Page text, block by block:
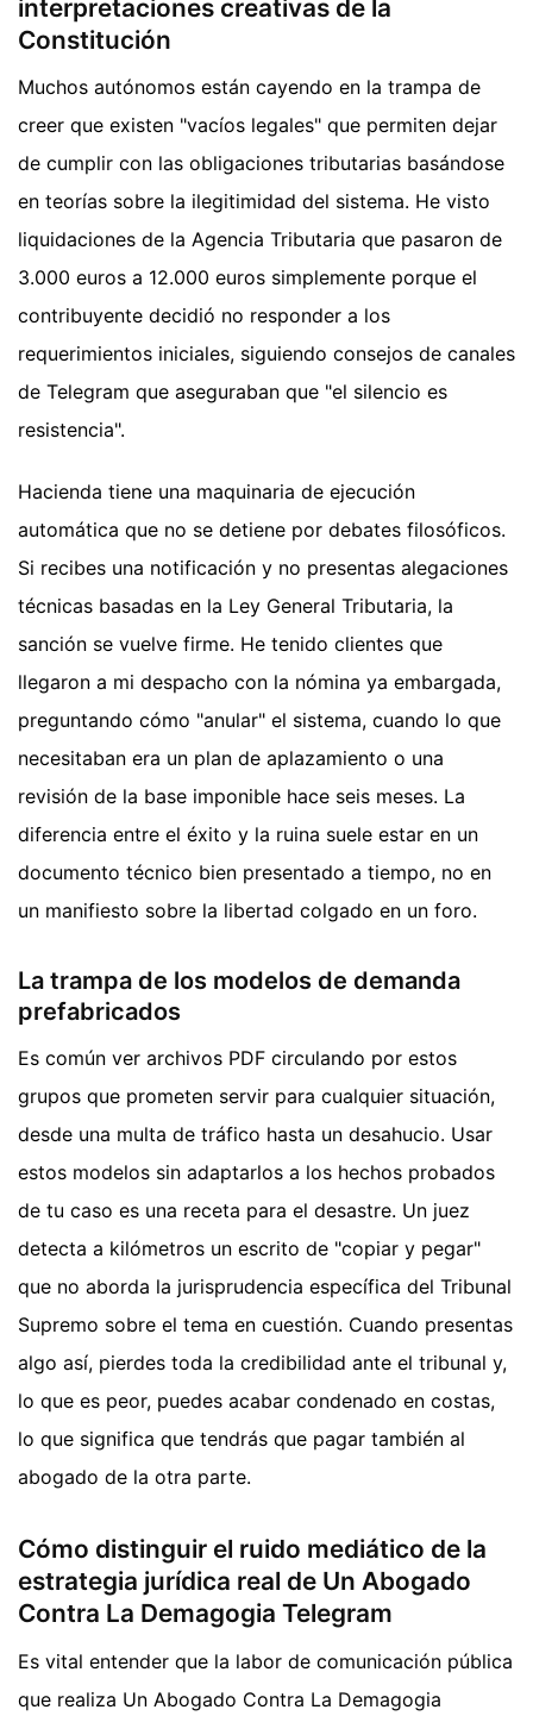
interpretaciones creativas de la
Constitución
Muchos autónomos están cayendo en la trampa de
creer que existen "vacíos legales" que permiten dejar
de cumplir con las obligaciones tributarias basándose
en teorías sobre la ilegitimidad del sistema. He visto
liquidaciones de la Agencia Tributaria que pasaron de
3.000 euros a 12.000 euros simplemente porque el
contribuyente decidió no responder a los
requerimientos iniciales, siguiendo consejos de canales
de Telegram que aseguraban que "el silencio es
resistencia".
Hacienda tiene una maquinaria de ejecución
automática que no se detiene por debates filosóficos.
Si recibes una notificación y no presentas alegaciones
técnicas basadas en la Ley General Tributaria, la
sanción se vuelve firme. He tenido clientes que
llegaron a mi despacho con la nómina ya embargada,
preguntando cómo "anular" el sistema, cuando lo que
necesitaban era un plan de aplazamiento o una
revisión de la base imponible hace seis meses. La
diferencia entre el éxito y la ruina suele estar en un
documento técnico bien presentado a tiempo, no en
un manifiesto sobre la libertad colgado en un foro.
La trampa de los modelos de demanda
prefabricados
Es común ver archivos PDF circulando por estos
grupos que prometen servir para cualquier situación,
desde una multa de tráfico hasta un desahucio. Usar
estos modelos sin adaptarlos a los hechos probados
de tu caso es una receta para el desastre. Un juez
detecta a kilómetros un escrito de "copiar y pegar"
que no aborda la jurisprudencia específica del Tribunal
Supremo sobre el tema en cuestión. Cuando presentas
algo así, pierdes toda la credibilidad ante el tribunal y,
lo que es peor, puedes acabar condenado en costas,
lo que significa que tendrás que pagar también al
abogado de la otra parte.
Cómo distinguir el ruido mediático de la
estrategia jurídica real de Un Abogado
Contra La Demagogia Telegram
Es vital entender que la labor de comunicación pública
que realiza Un Abogado Contra La Demagogia